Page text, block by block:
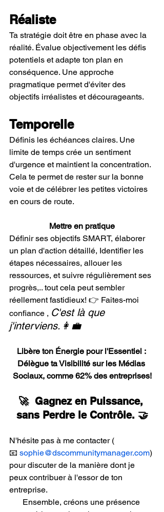
Réaliste
Ta stratégie doit être en phase avec la
réalité. Évalue objectivement les défis
potentiels et adapte ton plan en
conséquence. Une approche
pragmatique permet d'éviter des
objectifs irréalistes et décourageants.
Temporelle
Définis les échéances claires. Une
limite de temps crée un sentiment
d'urgence et maintient la concentration.
Cela te permet de rester sur la bonne
voie et de célébrer les petites victoires
en cours de route.
Mettre en pratique
Définir ses objectifs SMART, élaborer
un plan d'action détaillé, Identifier les
étapes nécessaires, allouer les
ressources, et suivre régulièrement ses
progrès,.. tout cela peut sembler
réellement fastidieux! 👉 Faites-moi
confiance , C'est là que
j'interviens.👩‍💼
Libère ton Énergie pour l'Essentiel :
Délègue ta Visibilité sur les Médias
Sociaux, comme 62% des entreprises!
🚀  Gagnez en Puissance,
sans Perdre le Contrôle. 🤝
N'hésite pas à me contacter (
📧 sophie@dscommunitymanager.com)
pour discuter de la manière dont je
peux contribuer à l'essor de ton
entreprise.
Ensemble, créons une présence